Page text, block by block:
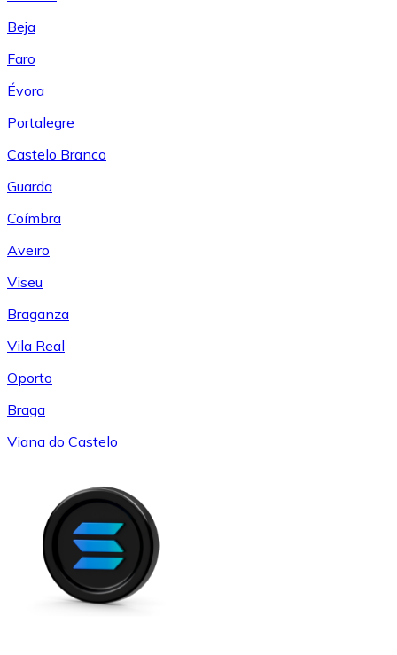
Beja
Faro
Évora
Portalegre
Castelo Branco
Guarda
Coímbra
Aveiro
Viseu
Braganza
Vila Real
Oporto
Braga
Viana do Castelo